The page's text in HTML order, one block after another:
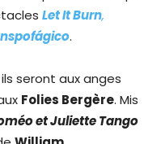
Let It Burn,
.
seront aux anges
Folies Bergère. Mis
et Juliette Tango